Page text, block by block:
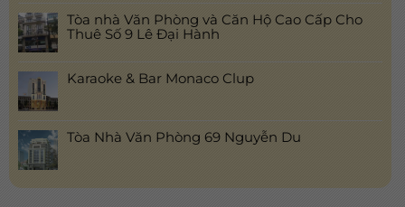
Tòa nhà Văn Phòng và Căn Hộ Cao Cấp Cho
Thuê Số 9 Lê Đại Hành
Karaoke & Bar Monaco Clup
Tòa Nhà Văn Phòng 69 Nguyễn Du